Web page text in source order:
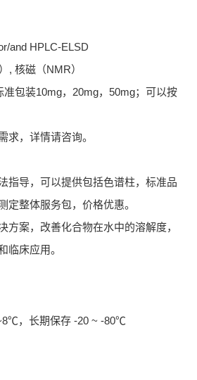
and HPLC-ELSD
, 核磁（NMR）
准包装10mg，20mg，50mg；可以按
求，详情请咨询。
指导，可以提供包括色谱柱，标准品
定整体服务包，价格优惠。
方案，改善化合物在水中的溶解度，
临床应用。
，长期保存 -20 ~ -80℃